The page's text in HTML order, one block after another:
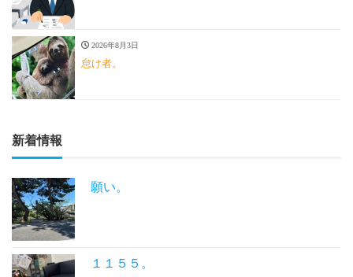
2026年8月3日
怠け者。
新着情報
願い。
１１５５。